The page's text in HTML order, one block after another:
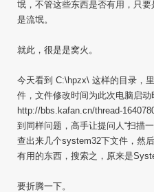
氓，不管这些东西是否有用，只
是流氓。
就此，很是是窝火。
今天看到 C:\hpzx\ 这样的目录，
件，文件修改时间为此次电脑启动
http://bbs.kafan.cn/thread-
到同样问题，高手让提问人“扫描
查出来几个system32下文件，然
有用的东西，搜索之，原来是
要折腾一下。